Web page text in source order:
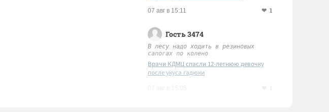
07 авг в 15:11 1
Гость 3474
В лесу надо ходить в резиновых
сапогах по колено
Врачи КДМЦ спасли 12-летнюю девочку
после укуса гадюки